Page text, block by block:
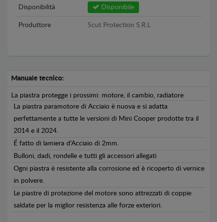
Disponibilità Disponibile
Produttore Scut Protection S.R.L
Manuale tecnico:
La piastra protegge i prossimi: motore, il cambio, radiatore
La piastra paramotore di Acciaio è nuova e si adatta
perfettamente a tutte le versioni di Mini Cooper prodotte tra il
2014 e il 2024.
É fatto di lamiera d'Acciaio di 2mm.
Bulloni, dadi, rondelle e tutti gli accessori allegati
Ogni piastra è resistente alla corrosione ed è ricoperto di vernice
in polvere.
Le piastre di protezione del motore sono attrezzati di coppie
saldate per la miglior resistenza alle forze exteriori.